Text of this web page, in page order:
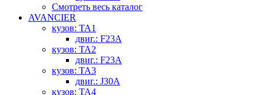
Смотреть весь каталог
AVANCIER
кузов: TA1
двиг.: F23A
кузов: TA2
двиг.: F23A
кузов: TA3
двиг.: J30A
кузов: TA4